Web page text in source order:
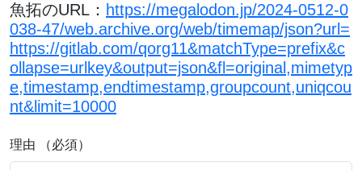
魚拓のURL： https://megalodon.jp/2024-0512-0
038-47/web.archive.org/web/timemap/json?url=
https://gitlab.com/qorg11&matchType=prefix&c
ollapse=urlkey&output=json&fl=original,mimetyp
e,timestamp,endtimestamp,groupcount,uniqcou
nt&limit=10000
理由 （必須）